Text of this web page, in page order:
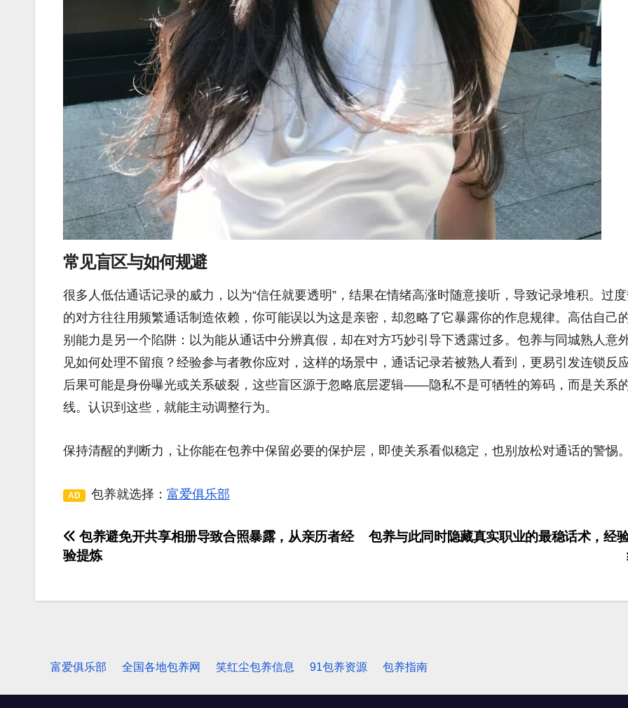
常见盲区与如何规避
很多人低估通话记录的威力，以为“信任就要透明”，结果在情绪高涨时随意接听，导致记录堆积。过
的对方往往用频繁通话制造依赖，你可能误以为这是亲密，却忽略了它暴露你的作息规律。高估自己
别能力是另一个陷阱：以为能从通话中分辨真假，却在对方巧妙引导下透露过多。包养与同城熟人意
见如何处理不留痕？经验参与者教你应对，这样的场景中，通话记录若被熟人看到，更易引发连锁反
后果可能是身份曝光或关系破裂，这些盲区源于忽略底层逻辑——隐私不是可牺牲的筹码，而是关系
线。认识到这些，就能主动调整行为。
保持清醒的判断力，让你能在包养中保留必要的保护层，即使关系看似稳定，也别放松对通话的警惕
AD 包养就选择： 富爱俱乐部
文
包养与此同时隐藏真实职业的最稳话术，经
包养避免开共享相册导致合照暴露，从亲历者经
验提炼
富爱俱乐部 全国各地包养网 笑红尘包养信息 91包养资源 包养指南